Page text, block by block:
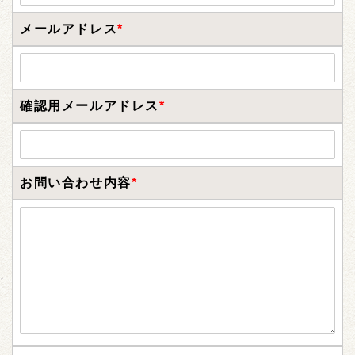
メールアドレス*
確認用メールアドレス*
お問い合わせ内容*